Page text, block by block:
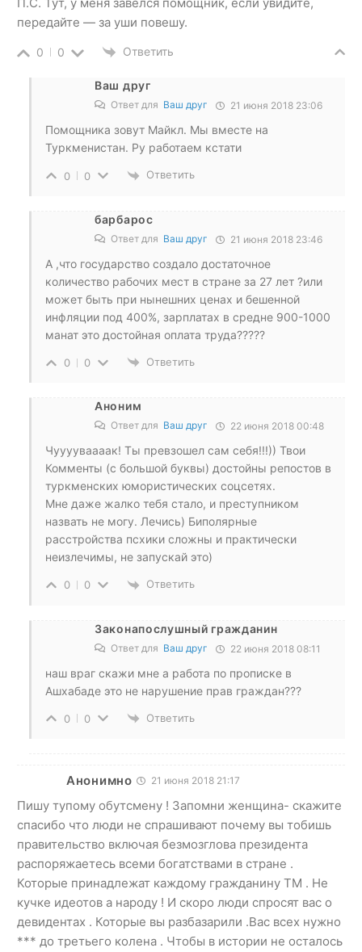
передайте — за уши повешу.
0 0 Ответить
Ваш друг
Ответ для Ваш друг 21 июня 2018 23:06
Помощника зовут Майкл. Мы вместе на
Туркменистан. Ру работаем кстати
0 0 Ответить
барбарос
Ответ для Ваш друг 21 июня 2018 23:46
А ,что государство создало достаточное
количество рабочих мест в стране за 27 лет ?или
может быть при нынешних ценах и бешенной
инфляции под 400%, зарплатах в средне 900-1000
манат это достойная оплата труда?????
0 0 Ответить
Аноним
Ответ для Ваш друг 22 июня 2018 00:48
Чууууваааак! Ты превзошел сам себя!!!)) Твои
Комменты (с большой буквы) достойны репостов в
туркменских юмористических соцсетях.
Мне даже жалко тебя стало, и преступником
назвать не могу. Лечись) Биполярные
расстройства псхики сложны и практически
неизлечимы, не запускай это)
0 0 Ответить
Законапослушный гражданин
Ответ для Ваш друг 22 июня 2018 08:11
наш враг скажи мне а работа по прописке в
Ашхабаде это не нарушение прав граждан???
0 0 Ответить
Анонимно 21 июня 2018 21:17
Пишу тупому обутсмену ! Запомни женщина- скажите
спасибо что люди не спрашивают почему вы тобишь
правительство включая безмозглова президента
распоряжаетесь всеми богатствами в стране .
Которые принадлежат каждому гражданину ТМ . Не
кучке идеотов а народу ! И скоро люди спросят вас о
девидентах . Которые вы разбазарили .Вас всех нужно
*** до третьего колена . Чтобы в истории не осталось